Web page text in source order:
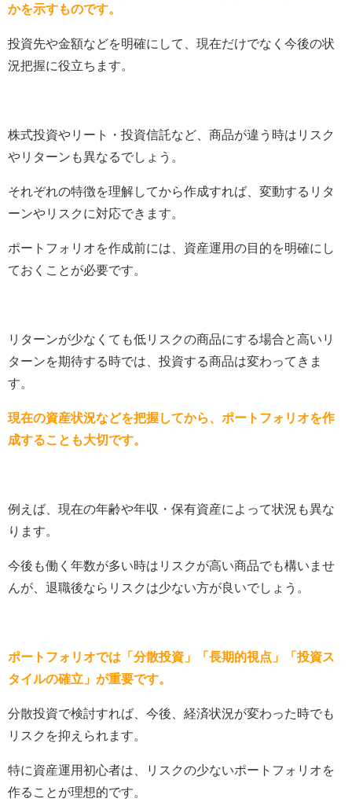
かを示すものです。
投資先や金額などを明確にして、現在だけでなく今後の状
況把握に役立ちます。
株式投資やリート・投資信託など、商品が違う時はリスク
やリターンも異なるでしょう。
それぞれの特徴を理解してから作成すれば、変動するリタ
ーンやリスクに対応できます。
ポートフォリオを作成前には、資産運用の目的を明確にし
ておくことが必要です。
リターンが少なくても低リスクの商品にする場合と高いリ
ターンを期待する時では、投資する商品は変わってきま
す。
現在の資産状況などを把握してから、ポートフォリオを作
成することも大切です。
例えば、現在の年齢や年収・保有資産によって状況も異な
ります。
今後も働く年数が多い時はリスクが高い商品でも構いませ
んが、退職後ならリスクは少ない方が良いでしょう。
ポートフォリオでは「分散投資」「長期的視点」「投資ス
タイルの確立」が重要です。
分散投資で検討すれば、今後、経済状況が変わった時でも
リスクを抑えられます。
特に資産運用初心者は、リスクの少ないポートフォリオを
作ることが理想的です。